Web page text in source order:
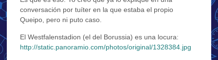
conversación por tuíter en la que estaba el propio
Queipo, pero ni puto caso.
El Westfalenstadion (el del Borussia) es una locura:
http://static.panoramio.com/photos/original/1328384.jpg